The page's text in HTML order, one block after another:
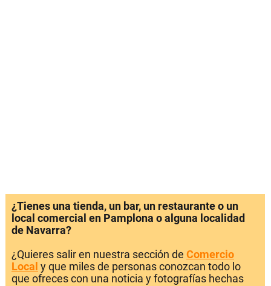
¿Tienes una tienda, un bar, un restaurante o un
local comercial en Pamplona o alguna localidad
de Navarra?
¿Quieres salir en nuestra sección de Comercio
Local y que miles de personas conozcan todo lo
que ofreces con una noticia y fotografías hechas